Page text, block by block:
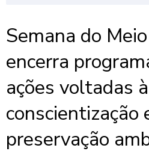
Semana do
encerra
ações voltadas à
conscientização
preservação